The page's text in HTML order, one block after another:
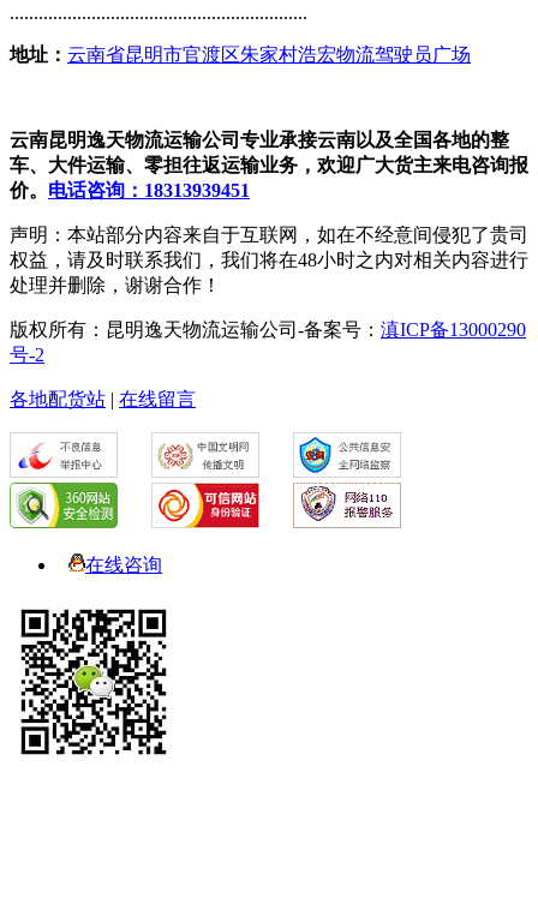
..............................................................
地址： 云南省昆明市官渡区朱家村浩宏物流驾驶员广场
云南昆明逸天物流运输公司专业承接云南以及全国各地的整
车、大件运输、零担往返运输业务，欢迎广大货主来电咨询报
价。 电话咨询：18313939451
声明：本站部分内容来自于互联网，如在不经意间侵犯了贵司
权益，请及时联系我们，我们将在48小时之内对相关内容进行
处理并删除，谢谢合作！
版权所有：昆明逸天物流运输公司-备案号： 滇ICP备13000290
号-2
各地配货站 | 在线留言
在线咨询